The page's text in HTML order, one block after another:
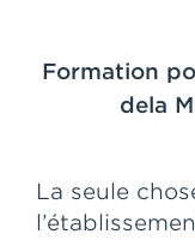
Formation
dela
La seule